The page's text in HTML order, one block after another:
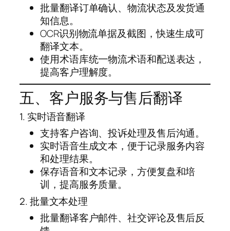
批量翻译订单确认、物流状态及发货通
知信息。
OCR识别物流单据及截图，快速生成可
翻译文本。
使用术语库统一物流术语和配送表达，
提高客户理解度。
五、客户服务与售后翻译
1. 实时语音翻译
支持客户咨询、投诉处理及售后沟通。
实时语音生成文本，便于记录服务内容
和处理结果。
保存语音和文本记录，方便复盘和培
训，提高服务质量。
2. 批量文本处理
批量翻译客户邮件、社交评论及售后反